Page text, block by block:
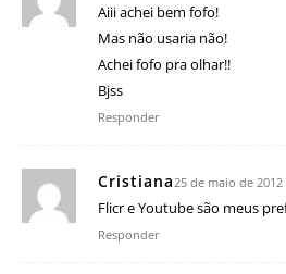
Aiii achei bem fofo!
Mas não usaria não!
Achei fofo pra olhar!!
Bjss
Responder
Cristiana 25 de maio de
Flicr e Youtube são meus
Responder